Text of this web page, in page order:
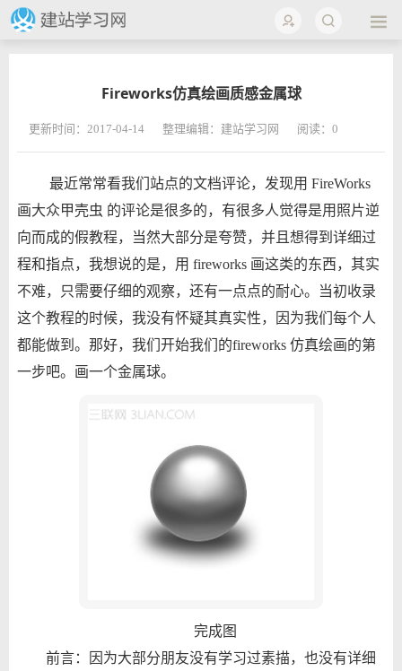
Fireworks仿真绘画质感金属球
更新时间：2017-04-14 整理编辑：建站学习网 阅读： 0
最近常常看我们站点的文档评论，发现用 FireWorks
画大众甲壳虫 的评论是很多的，有很多人觉得是用照片逆
向而成的假教程，当然大部分是夸赞，并且想得到详细过
程和指点，我想说的是，用 fireworks 画这类的东西，其实
不难，只需要仔细的观察，还有一点点的耐心。当初收录
这个教程的时候，我没有怀疑其真实性，因为我们每个人
都能做到。那好，我们开始我们的fireworks 仿真绘画的第
一步吧。画一个金属球。
完成图
前言：因为大部分朋友没有学习过素描，也没有详细